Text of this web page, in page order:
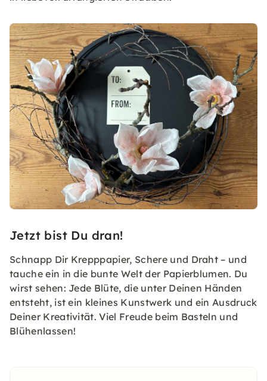
Jetzt bist Du dran!
Schnapp Dir Krepppapier, Schere und Draht – und
tauche ein in die bunte Welt der Papierblumen. Du
wirst sehen: Jede Blüte, die unter Deinen Händen
entsteht, ist ein kleines Kunstwerk und ein Ausdruck
Deiner Kreativität. Viel Freude beim Basteln und
Blühenlassen!